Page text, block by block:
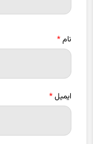
نام*
ایمیل*